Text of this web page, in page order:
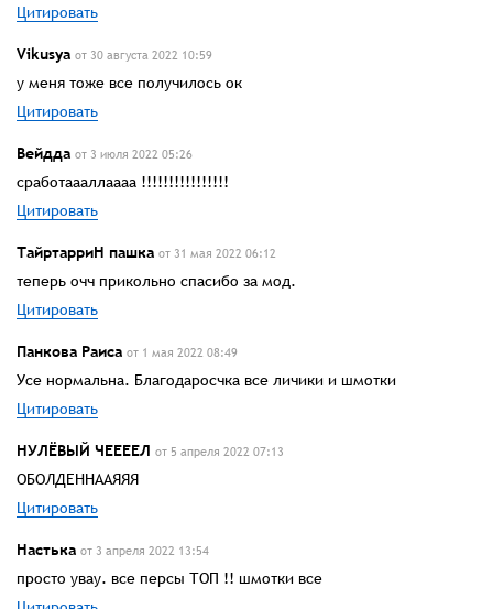
Цитировать
Vikusya от 30 августа 2022 10:59
у меня тоже все получилось ок
Цитировать
Вейдда от 3 июля 2022 05:26
сработаааллаааа !!!!!!!!!!!!!!!!
Цитировать
ТайртарриН пашка от 31 мая 2022 06:12
теперь очч прикольно спасибо за мод.
Цитировать
Панкова Раиса от 1 мая 2022 08:49
Усе нормальна. Благодаросчка все личики и шмотки
Цитировать
НУЛЁВЫЙ ЧЕЕЕЕЛ от 5 апреля 2022 07:13
ОБОЛДЕННААЯЯЯ
Цитировать
Настька от 3 апреля 2022 13:54
просто увау. все персы ТОП !! шмотки все